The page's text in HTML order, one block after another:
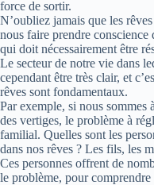
force de sortir.
N’oubliez jamais que les
nous faire prendre conscience
qui doit nécessairement être
Le secteur de notre vie dans
cependant être très clair, et
rêves sont fondamentaux.
Par exemple, si nous sommes
des vertiges, le problème à
familial. Quelles sont les
dans nos rêves ? Les fils, les
Ces personnes offrent de
le problème, pour